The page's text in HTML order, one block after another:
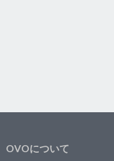
OVOについて